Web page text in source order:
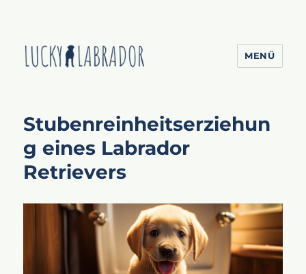
MENÜ
Stubenreinheitserziehun
g eines Labrador
Retrievers